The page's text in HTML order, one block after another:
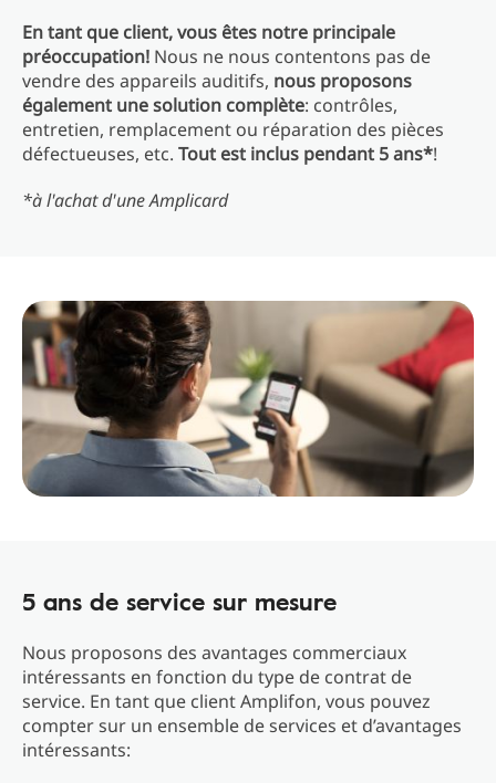
En tant que client, vous êtes notre principale
préoccupation! Nous ne nous contentons pas de
vendre des appareils auditifs, nous proposons
également une solution complète: contrôles,
entretien, remplacement ou réparation des pièces
défectueuses, etc. Tout est inclus pendant 5 ans*!
*à l'achat d'une Amplicard
5 ans de service sur mesure
Nous proposons des avantages commerciaux
intéressants en fonction du type de contrat de
service. En tant que client Amplifon, vous pouvez
compter sur un ensemble de services et d’avantages
intéressants: